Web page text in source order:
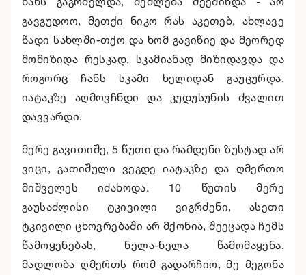
გავგუდოო, მეთქი ნიკო რას აკეთებ, ახლავე
წადი სახლში-თქო და ხომ გავიწიე და მეორედ
მომიზიდა რესკად, სკამიანად მიზიდავდა და
როგორც ჩანს სკამი ხელიდან გაუცურდა,
იატაკზე აღმოვჩნდი და კუდუსუნის ძვალით
დავვარდი.
მერე გავითიშე, 5 წუთი და რამდენი ზუსტად არ
ვიცი, გათიშული ვეგდე იატაკზე და ღმერთო
მიშველეს იძახოდა. 10 წუთის მერე
გაუსაძლისი ტკივილი ვიგრძენი, ასეთი
ტკივილი ცხოვრებაში არ მქონია, შეეცადა ჩემს
წამოყენებას, ნელა-ნელა წამომაყენა,
მადლობა ღმერთს რომ გადარჩიო, მე მეგონა